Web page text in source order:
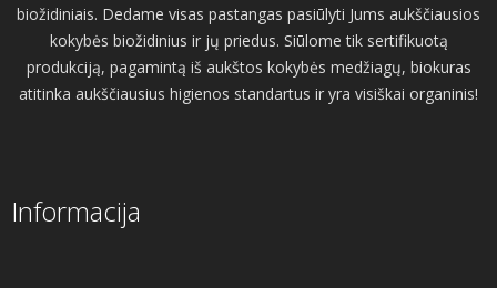
biožidiniais. Dedame visas pastangas pasiūlyti Jums aukščiausios
kokybės biožidinius ir jų priedus. Siūlome tik sertifikuotą
produkciją, pagamintą iš aukštos kokybės medžiagų, biokuras
atitinka aukščiausius higienos standartus ir yra visiškai organinis!
Informacija